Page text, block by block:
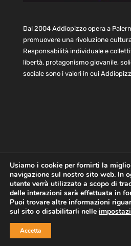
Dal 2004 Addiopizzo opera a
promuovere una rivoluzione
Responsabilità individuale e
libertà, protagonismo giovanile,
sociale sono i valori in cui
Home Statuto e
Privacy
Cookie Child
Copyright © 2021 AddioPizzo |
Usiamo i cookie per fornirti la
navigazione sul nostro sito web. In
utente verrà utilizzato a scopo di
delle interazioni sarà effettuata in
Puoi trovare altre informazioni
sul sito o disabilitarli nelle
Accetta